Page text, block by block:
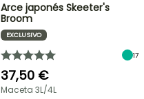
Arce japonés Skeeter's
Broom
EXCLUSIVO
17
37,50 €
Maceta 3L/4L